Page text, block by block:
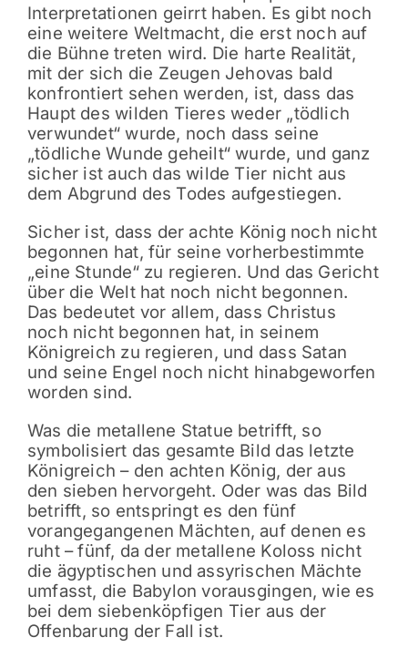
Interpretationen geirrt haben. Es gibt noch
eine weitere Weltmacht, die erst noch auf
die Bühne treten wird. Die harte Realität,
mit der sich die Zeugen Jehovas bald
konfrontiert sehen werden, ist, dass das
Haupt des wilden Tieres weder „tödlich
verwundet“ wurde, noch dass seine
„tödliche Wunde geheilt“ wurde, und ganz
sicher ist auch das wilde Tier nicht aus
dem Abgrund des Todes aufgestiegen.
Sicher ist, dass der achte König noch nicht
begonnen hat, für seine vorherbestimmte
„eine Stunde“ zu regieren. Und das Gericht
über die Welt hat noch nicht begonnen.
Das bedeutet vor allem, dass Christus
noch nicht begonnen hat, in seinem
Königreich zu regieren, und dass Satan
und seine Engel noch nicht hinabgeworfen
worden sind.
Was die metallene Statue betrifft, so
symbolisiert das gesamte Bild das letzte
Königreich – den achten König, der aus
den sieben hervorgeht. Oder was das Bild
betrifft, so entspringt es den fünf
vorangegangenen Mächten, auf denen es
ruht – fünf, da der metallene Koloss nicht
die ägyptischen und assyrischen Mächte
umfasst, die Babylon vorausgingen, wie es
bei dem siebenköpfigen Tier aus der
Offenbarung der Fall ist.